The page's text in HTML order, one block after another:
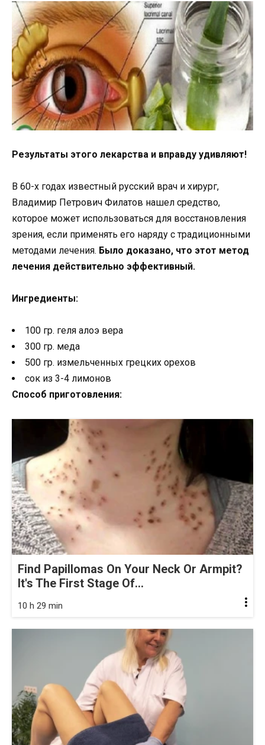
Результаты этого лекарства и вправду удивляют!
В 60-х годах известный русский врач и хирург,
Владимир Петрович Филатов нашел средство,
которое может использоваться для восстановления
зрения, если применять его наряду с традиционными
методами лечения. Было доказано, что этот метод
лечения действительно эффективный.
Ингредиенты:
100 гр. геля алоэ вера
300 гр. меда
500 гр. измельченных грецких орехов
сок из 3-4 лимонов
Способ приготовления:
Find Papillomas On Your Neck Or Armpit?
It's The First Stage Of...
10 h 29 min